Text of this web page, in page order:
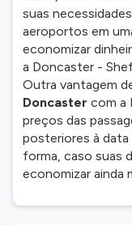
suas
aeroportos em
economizar
a Doncaster -
Outra vantagem
Doncaster com a
preços das
posteriores à data
forma, caso suas
economizar ainda